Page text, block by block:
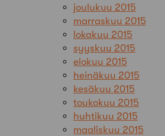
joulukuu 2015
marraskuu 2015
lokakuu 2015
syyskuu 2015
elokuu 2015
heinäkuu 2015
kesäkuu 2015
toukokuu 2015
huhtikuu 2015
maaliskuu 2015